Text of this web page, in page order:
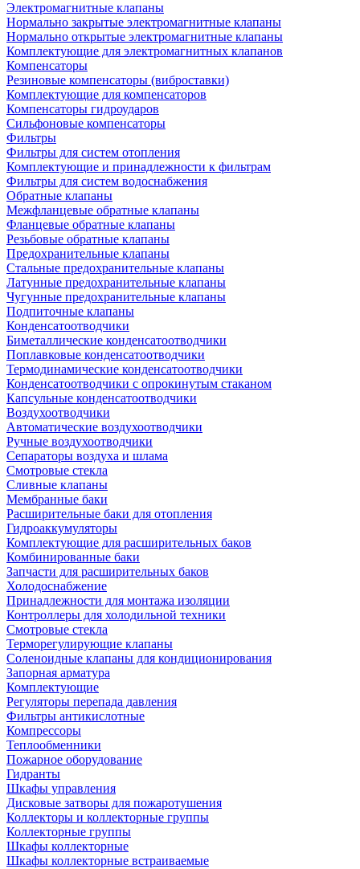
Электромагнитные клапаны
Нормально закрытые электромагнитные клапаны
Нормально открытые электромагнитные клапаны
Комплектующие для электромагнитных клапанов
Компенсаторы
Резиновые компенсаторы (виброставки)
Комплектующие для компенсаторов
Компенсаторы гидроударов
Сильфоновые компенсаторы
Фильтры
Фильтры для систем отопления
Комплектующие и принадлежности к фильтрам
Фильтры для систем водоснабжения
Обратные клапаны
Межфланцевые обратные клапаны
Фланцевые обратные клапаны
Резьбовые обратные клапаны
Предохранительные клапаны
Стальные предохранительные клапаны
Латунные предохранительные клапаны
Чугунные предохранительные клапаны
Подпиточные клапаны
Конденсатоотводчики
Биметаллические конденсатоотводчики
Поплавковые конденсатоотводчики
Термодинамические конденсатоотводчики
Конденсатоотводчики с опрокинутым стаканом
Капсульные конденсатоотводчики
Воздухоотводчики
Автоматические воздухоотводчики
Ручные воздухоотводчики
Сепараторы воздуха и шлама
Смотровые стекла
Сливные клапаны
Мембранные баки
Расширительные баки для отопления
Гидроаккумуляторы
Комплектующие для расширительных баков
Комбинированные баки
Запчасти для расширительных баков
Холодоснабжение
Принадлежности для монтажа изоляции
Контроллеры для холодильной техники
Смотровые стекла
Терморегулирующие клапаны
Соленоидные клапаны для кондиционирования
Запорная арматура
Комплектующие
Регуляторы перепада давления
Фильтры антикислотные
Компрессоры
Теплообменники
Пожарное оборудование
Гидранты
Шкафы управления
Дисковые затворы для пожаротушения
Коллекторы и коллекторные группы
Коллекторные группы
Шкафы коллекторные
Шкафы коллекторные встраиваемые